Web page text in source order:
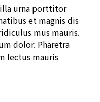
urna porttitor
et magnis dis
mus mauris.
dolor. Pharetra
lectus mauris